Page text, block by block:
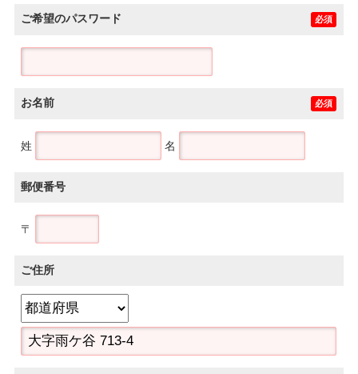
ご希望のパスワード 必須
お名前 必須
姓 名
郵便番号
〒
ご住所